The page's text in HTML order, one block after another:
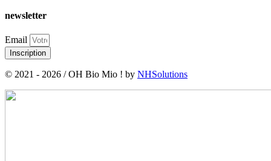
newsletter
Email
Inscription
© 2021 - 2026 / OH Bio Mio ! by NHSolutions